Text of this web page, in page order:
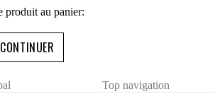
produit au panier:
CONTINUER
Top navigation